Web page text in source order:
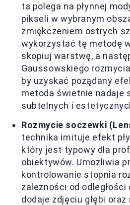
ta polega na płynnej
pikseli w wybranym
zmiękczeniem ostrych
wykorzystać tę metodę
skopiuj warstwę, a
Gaussowskiego
by uzyskać pożądany
metoda świetnie nadaje
subtelnych i
Rozmycie soczewki
technika imituje efekt
który jest typowy dla
obiektywów. Umożliwia
kontrolowanie stopnia
zależności od odległości
dodaje zdjęciu głębi